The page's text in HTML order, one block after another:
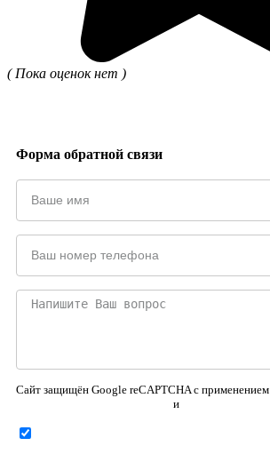
( Пока оценок нет )
Форма обратной связи
Сайт защищён Google reCAPTCHA с применением
и